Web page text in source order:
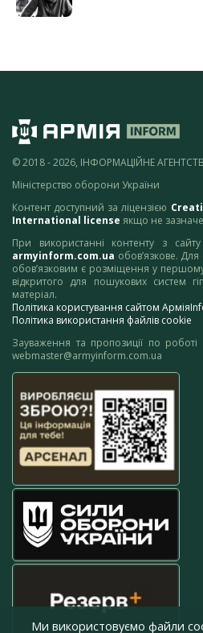
© 2018 - 2026, ІНФОРМАЦІЙНЕ
Міністерство оборони України
Контент доступний за ліцензією
International license якщо не
При використанні контенту з
armyinform.com.ua обов’язкове. Для
обов’язковим є розміщення у
відкритого для пошукових систем
матеріал.
Політика користування сайтом
Політика використання файлів cookie
Зауваження та пропозиції по
webmaster@armyinform.com.ua
Ми використовуємо файли